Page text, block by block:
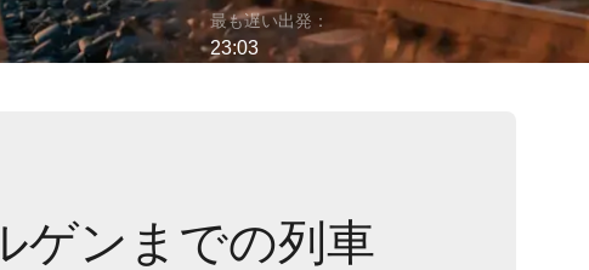
最も遅い出発：
23:03
ゲンまでの列車